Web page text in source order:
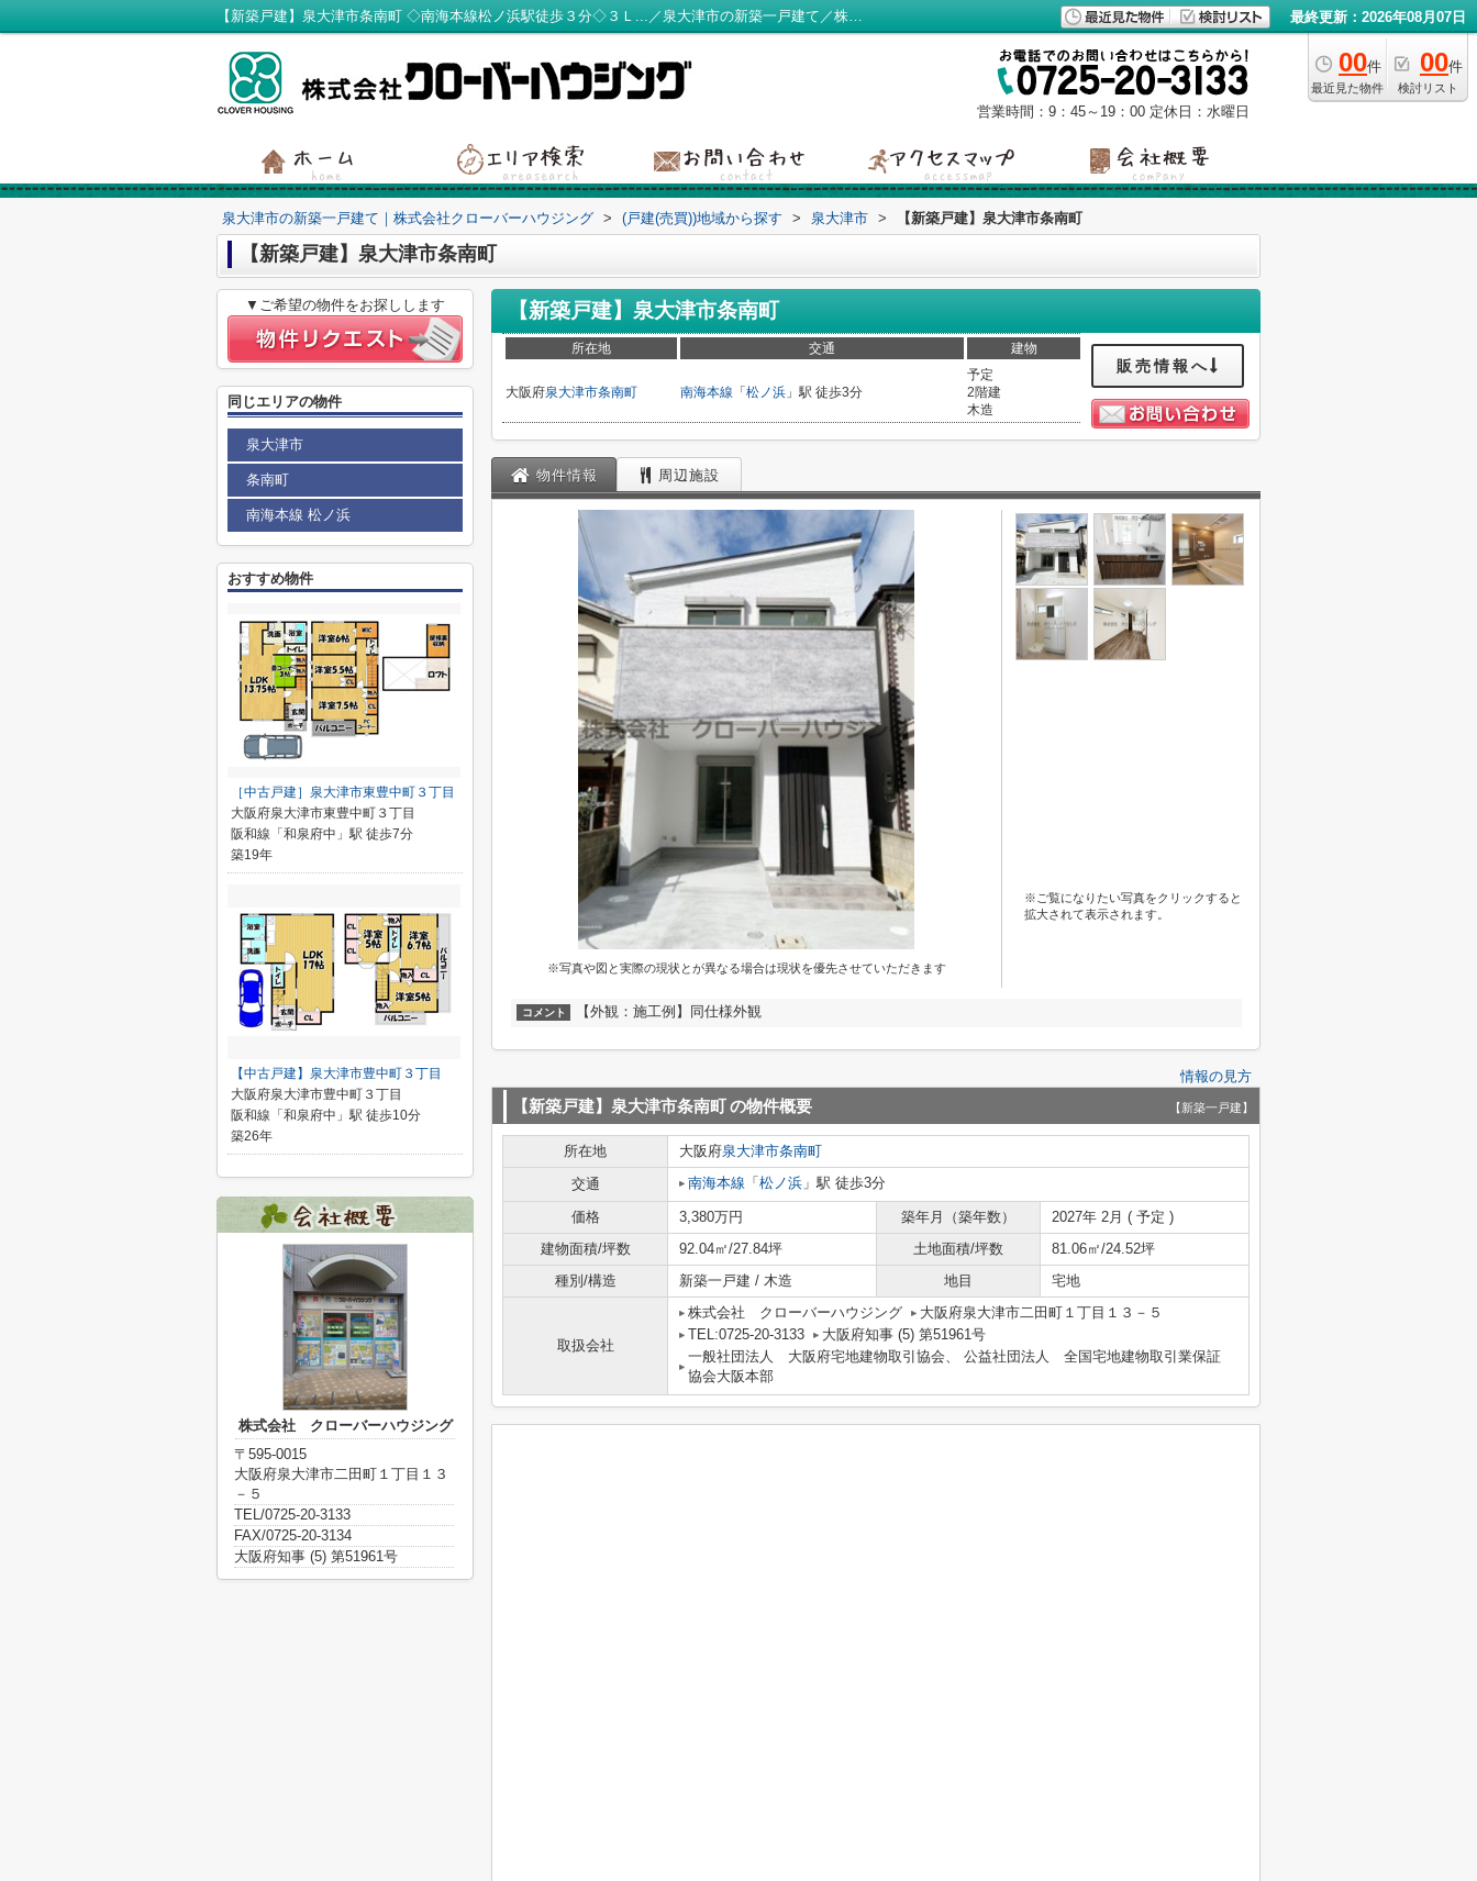
【新築戸建】泉大津市条南町 ◇南海本線松ノ浜駅徒歩３分◇３Ｌ...／泉大津市の新築一戸建て／株式会社クローバーハウジング 最終更新：2026年08月07日
00件
最近見た物件
00件
検討リスト
営業時間：9：45～19：00 定休日：水曜日
泉大津市の新築一戸建て｜株式会社クローバーハウジング > (戸建(売買))地域から探す > 泉大津市 > 【新築戸建】泉大津市条南町
【新築戸建】泉大津市条南町
【新築戸建】泉大津市条南町
所在地 交通 建物
大阪府泉大津市条南町 南海本線 「 松ノ浜 」駅 徒歩3分
予定
2階建
木造
販売情報へ
物件情報 周辺施設
※写真や図と実際の現状とが異なる場合は現状を優先させていただきます
※ご覧になりたい写真をクリックすると
拡大されて表示されます。
コメント 【外観：施工例】同仕様外観
情報の見方
【新築戸建】泉大津市条南町の物件概要 【新築一戸建】
所在地 大阪府泉大津市条南町
交通
南海本線 「 松ノ浜 」駅 徒歩3分
価格 3,380万円 築年月（築年数）
2027年 2月 ( 予定 )
建物面積/坪数
92.04㎡/27.84坪 土地面積/坪数
81.06㎡/24.52坪
種別/構造
新築一戸建 / 木造 地目 宅地
取扱会社
株式会社 クローバーハウジング
大阪府泉大津市二田町１丁目１３－５
TEL:0725-20-3133
大阪府知事 (5) 第51961号
一般社団法人 大阪府宅地建物取引協会、 公益社団法人 全国宅地建物取引業保証
協会大阪本部
▼ご希望の物件をお探しします
同じエリアの物件
泉大津市
条南町
南海本線 松ノ浜
おすすめ物件
［中古戸建］泉大津市東豊中町３丁目
大阪府泉大津市東豊中町３丁目
阪和線「和泉府中」駅 徒歩7分
築19年
【中古戸建】泉大津市豊中町３丁目
大阪府泉大津市豊中町３丁目
阪和線「和泉府中」駅 徒歩10分
築26年
株式会社 クローバーハウジング
〒595-0015
大阪府泉大津市二田町１丁目１３
－５
TEL/0725-20-3133
FAX/0725-20-3134
大阪府知事 (5) 第51961号